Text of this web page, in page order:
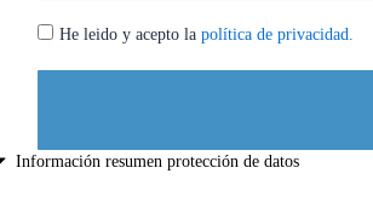
privacidad
He leido y acepto la política de privacidad.
Información resumen protección de datos